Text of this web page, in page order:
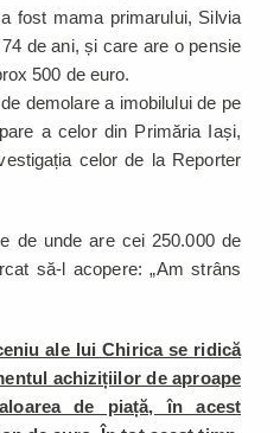
fost mama primarului, Silvia
de ani, și care are o pensie
500 de euro.
demolare a imobilului de pe
a celor din Primăria Iași,
celor de la Reporter
de unde are cei 250.000 de
să-l acopere: „Am strâns
ale lui Chirica se ridică
achizițiilor de aproape
de piață, în acest